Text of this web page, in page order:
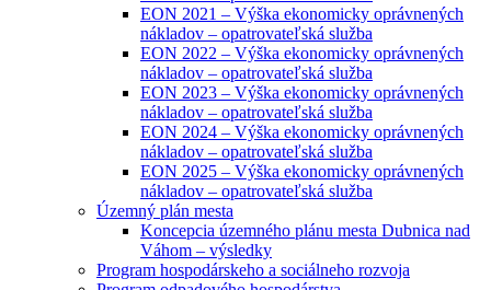
EON 2021 – Výška ekonomicky oprávnených
nákladov – opatrovateľská služba
EON 2022 – Výška ekonomicky oprávnených
nákladov – opatrovateľská služba
EON 2023 – Výška ekonomicky oprávnených
nákladov – opatrovateľská služba
EON 2024 – Výška ekonomicky oprávnených
nákladov – opatrovateľská služba
EON 2025 – Výška ekonomicky oprávnených
nákladov – opatrovateľská služba
Územný plán mesta
Koncepcia územného plánu mesta Dubnica nad
Váhom – výsledky
Program hospodárskeho a sociálneho rozvoja